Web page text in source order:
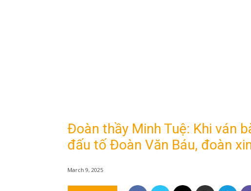
Đoàn thầy Minh Tuệ: Khi ván
đấu tố Đoàn Văn Báu, đoàn
March 9, 2025